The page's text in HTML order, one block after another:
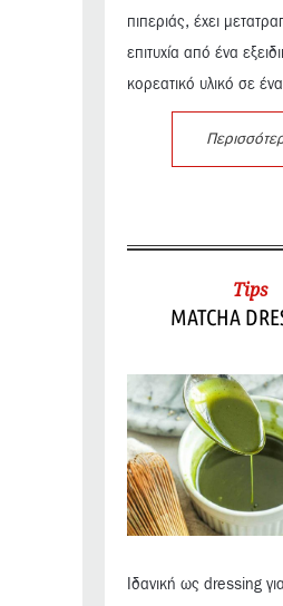
πιπεριάς, έχει
επιτυχία από ένα
κορεατικό υλικό σε
Tips
MATCHA
Ιδανική ως dressing